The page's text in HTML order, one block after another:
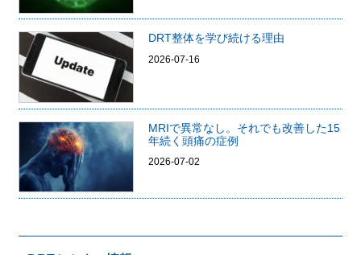
DRT整体を学び続ける理由
2026-07-16
MRIで異常なし。それでも改善した15
年続く頭痛の症例
2026-07-02